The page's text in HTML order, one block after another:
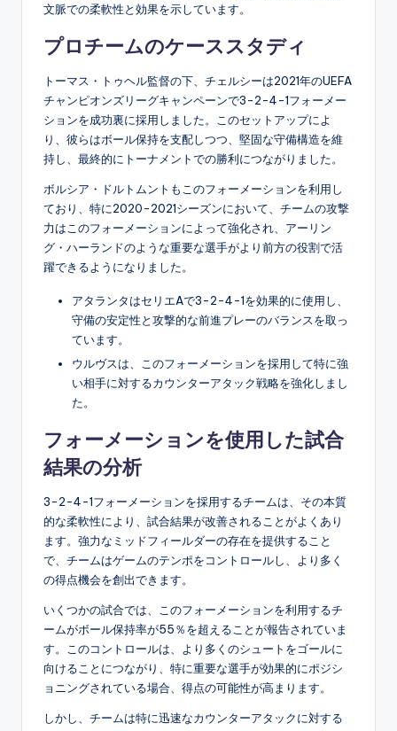
文脈での柔軟性と効果を示しています。
プロチームのケーススタディ
トーマス・トゥヘル監督の下、チェルシーは2021年のUEFA
チャンピオンズリーグキャンペーンで3-2-4-1フォーメー
ションを成功裏に採用しました。このセットアップによ
り、彼らはボール保持を支配しつつ、堅固な守備構造を維
持し、最終的にトーナメントでの勝利につながりました。
ボルシア・ドルトムントもこのフォーメーションを利用し
ており、特に2020-2021シーズンにおいて、チームの攻撃
力はこのフォーメーションによって強化され、アーリン
グ・ハーランドのような重要な選手がより前方の役割で活
躍できるようになりました。
アタランタはセリエAで3-2-4-1を効果的に使用し、
守備の安定性と攻撃的な前進プレーのバランスを取っ
ています。
ウルヴスは、このフォーメーションを採用して特に強
い相手に対するカウンターアタック戦略を強化しまし
た。
フォーメーションを使用した試合
結果の分析
3-2-4-1フォーメーションを採用するチームは、その本質
的な柔軟性により、試合結果が改善されることがよくあり
ます。強力なミッドフィールダーの存在を提供すること
で、チームはゲームのテンポをコントロールし、より多く
の得点機会を創出できます。
いくつかの試合では、このフォーメーションを利用するチ
ームがボール保持率が55％を超えることが報告されていま
す。このコントロールは、より多くのシュートをゴールに
向けることにつながり、特に重要な選手が効果的にポジシ
ョニングされている場合、得点の可能性が高まります。
しかし、チームは特に迅速なカウンターアタックに対する